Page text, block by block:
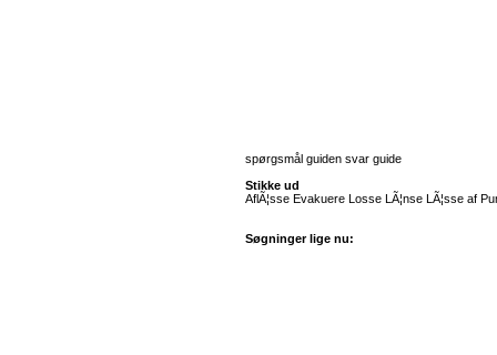
spørgsmål guiden svar guide
Stikke ud
AflÃ¦sse Evakuere Losse LÃ¦nse LÃ¦sse af
Søgninger lige nu: